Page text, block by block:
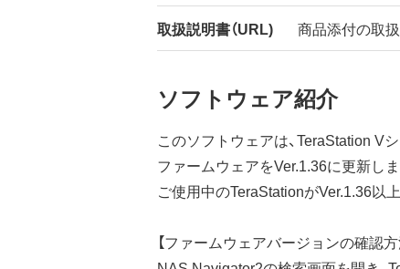
取扱説明書（URL) 商品添付の取
ソフトウェア紹介
このソフトウェアは、TeraStation V
ファームウェアをVer.1.36に更新しま
ご使用中のTeraStationがVer.1.36以
【ファームウェアバージョンの確認方